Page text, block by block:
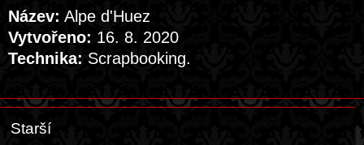
Název: Alpe d'Huez
Vytvořeno: 16. 8. 2020
Technika: Scrapbooking.
Starší